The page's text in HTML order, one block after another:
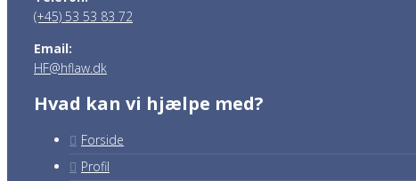
(+45) 53 53 83 72
Email:
HF@hflaw.dk
Hvad kan vi hjælpe med?
Forside
Profil